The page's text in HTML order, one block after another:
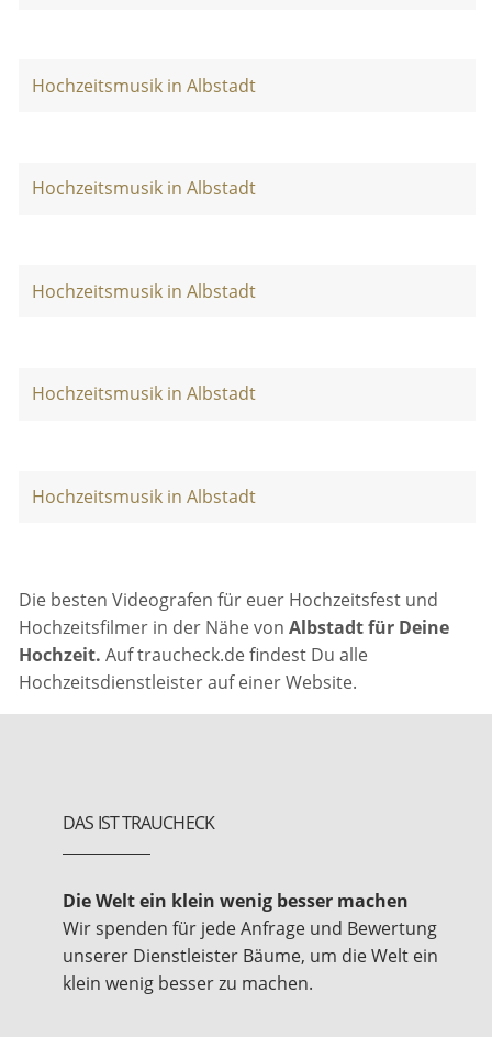
Hochzeitsmusik in Albstadt
Hochzeitsmusik in Albstadt
Hochzeitsmusik in Albstadt
Hochzeitsmusik in Albstadt
Hochzeitsmusik in Albstadt
Die besten Videografen für euer Hochzeitsfest und
Hochzeitsfilmer in der Nähe vonAlbstadt für Deine
Hochzeit.Auf traucheck.de findest Du alle
Hochzeitsdienstleister auf einer Website.
DAS IST TRAUCHECK
Die Welt ein klein wenig besser machen
Wir spenden für jede Anfrage und Bewertung
unserer Dienstleister Bäume, um die Welt ein
klein wenig besser zu machen.